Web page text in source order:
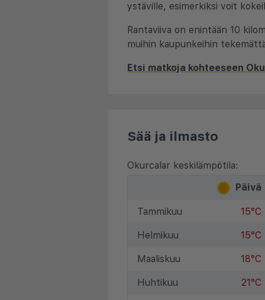
ystäville, esimerkiksi voit
Rantaviiva on enintään 10
muihin kaupunkeihin
Etsi matkoja kohteeseen
Sää ja ilmasto
Okurcalar keskilämpötila:
Päivä
Tammikuu 15°C
Helmikuu 15°C
Maaliskuu 18°C
Huhtikuu 21°C